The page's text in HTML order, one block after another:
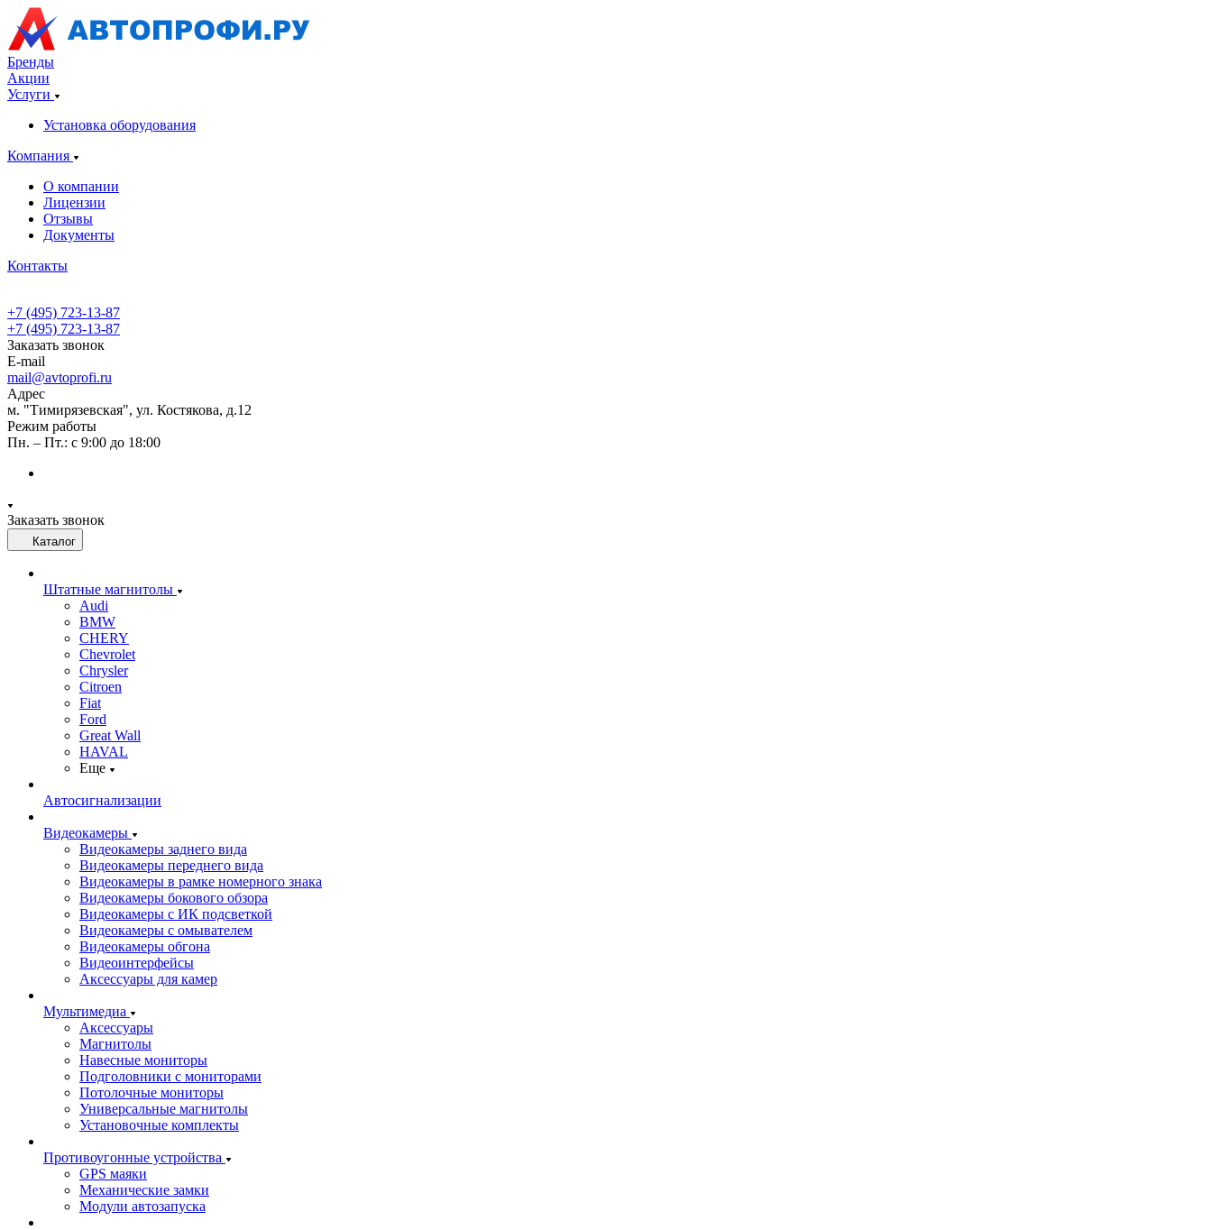
Бренды
Акции
Услуги
Установка оборудования
Компания
О компании
Лицензии
Отзывы
Документы
Контакты
+7 (495) 723-13-87
+7 (495) 723-13-87
Заказать звонок
E-mail
mail@avtoprofi.ru
Адрес
м. "Тимирязевская", ул. Костякова, д.12
Режим работы
Пн. – Пт.: с 9:00 до 18:00
Заказать звонок
Каталог
Штатные магнитолы
Audi
BMW
CHERY
Chevrolet
Chrysler
Citroen
Fiat
Ford
Great Wall
HAVAL
Еще
Автосигнализации
Видеокамеры
Видеокамеры заднего вида
Видеокамеры переднего вида
Видеокамеры в рамке номерного знака
Видеокамеры бокового обзора
Видеокамеры с ИК подсветкой
Видеокамеры с омывателем
Видеокамеры обгона
Видеоинтерфейсы
Аксессуары для камер
Мультимедиа
Аксессуары
Магнитолы
Навесные мониторы
Подголовники с мониторами
Потолочные мониторы
Универсальные магнитолы
Установочные комплекты
Противоугонные устройства
GPS маяки
Механические замки
Модули автозапуска